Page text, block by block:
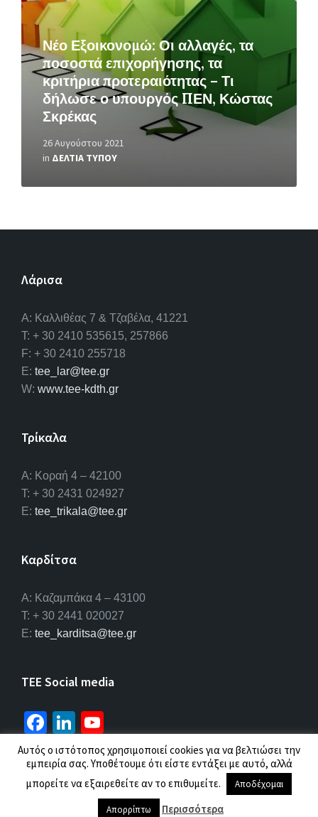
Νέο Εξοικονομώ: Οι αλλαγές, τα
ποσοστά επιχορήγησης, τα
κριτήρια προτεραιότητας – Τι
δήλωσε ο υπουργός ΠΕΝ, Κώστας
Σκρέκας
26 Αυγούστου 2021
in ΔΕΛΤΙΑ ΤΥΠΟΥ
Λάρισα
A: Καλλιθέας 7 & Τζαβέλα, 41221
T: + 30 2410 535615, 257866
F: + 30 2410 255718
E: tee_lar@tee.gr
W: www.tee-kdth.gr
Τρίκαλα
Α: Κοραή 4 – 42100
T: + 30 2431 024927
E: tee_trikala@tee.gr
Καρδίτσα
Α: Καζαμπάκα 4 – 43100
T: + 30 2441 020027
E: tee_karditsa@tee.gr
TEE Social media
Fa
ce
b
o
Li
n
ke
dI
u
T
u
© 2026 ΤΕΕ |Πολιτική προσωπικών δεδομένων
Αυτός ο ιστότοπος χρησιμοποιεί cookies για να βελτιώσει την
εμπειρία σας. Υποθέτουμε ότι είστε εντάξει με αυτό, αλλά
μπορείτε να εξαιρεθείτε αν το επιθυμείτε.
Αποδέχομαι
Απορρίπτω Περισσότερα